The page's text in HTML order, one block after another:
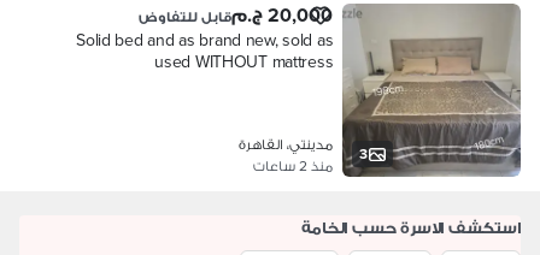
3
20,000 ج.م قابل للتفاوض
Solid bed and as brand new, sold as
used WITHOUT mattress
مدينتي، القاهرة
منذ 2 ساعات
استكشف الاسرة حسب الخامة